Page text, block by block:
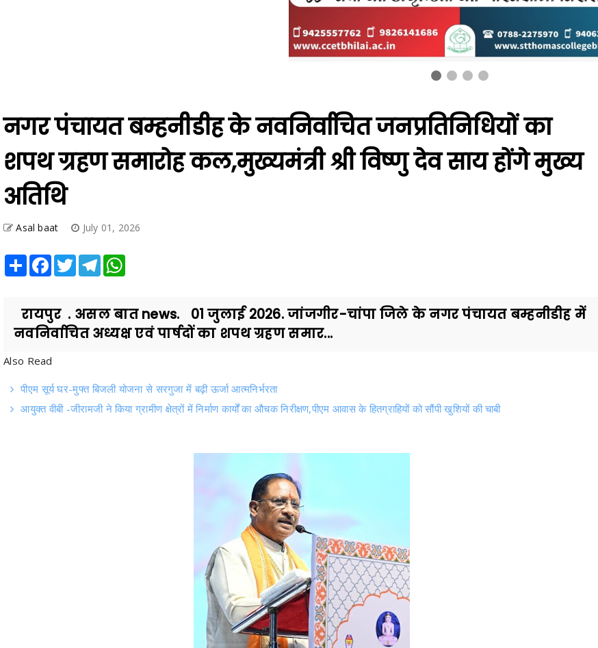
नगर पंचायत बम्हनीडीह के नवनिर्वाचित जनप्रतिनिधियों का
शपथ ग्रहण समारोह कल,मुख्यमंत्री श्री विष्णु देव साय होंगे मुख्य
अतिथि
Asal baat July 01, 2026
Share Facebook
Twitter Telegram
रायपुर . असल बात news. 01 जुलाई 2026. जांजगीर-चांपा जिले के नगर पंचायत बम्हनीडीह में
नवनिर्वाचित अध्यक्ष एवं पार्षदों का शपथ ग्रहण समार...
Also Read
पीएम सूर्य घर-मुफ्त बिजली योजना से सरगुजा में बढ़ी ऊर्जा आत्मनिर्भरता
आयुक्त वीबी -जीरामजी ने किया ग्रामीण क्षेत्रों में निर्माण कार्यों का औचक निरीक्षण,पीएम आवास के हितग्राहियों को सौंपी खुशियों की चाबी